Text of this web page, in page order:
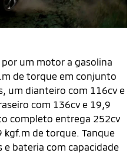
o consumo da bateria
híbrido atuará sob demanda
100% elétrico
da bateria no nível
a bateria para uso futuro